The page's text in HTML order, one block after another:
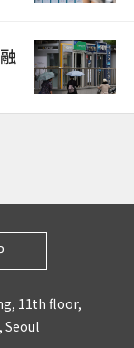
11th floor,
Seoul